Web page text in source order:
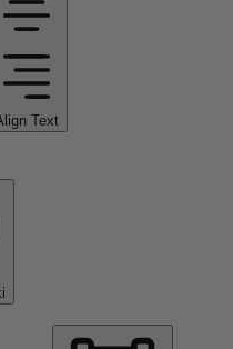
Text